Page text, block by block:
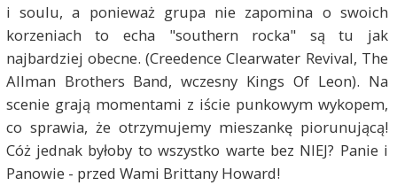
i soulu, a ponieważ grupa nie zapomina o swoich
korzeniach to echa "southern rocka" są tu jak
najbardziej obecne. (Creedence Clearwater Revival, The
Allman Brothers Band, wczesny Kings Of Leon). Na
scenie grają momentami z iście punkowym wykopem,
co sprawia, że otrzymujemy mieszankę piorunującą!
Cóż jednak byłoby to wszystko warte bez NIEJ? Panie i
Panowie - przed Wami Brittany Howard!